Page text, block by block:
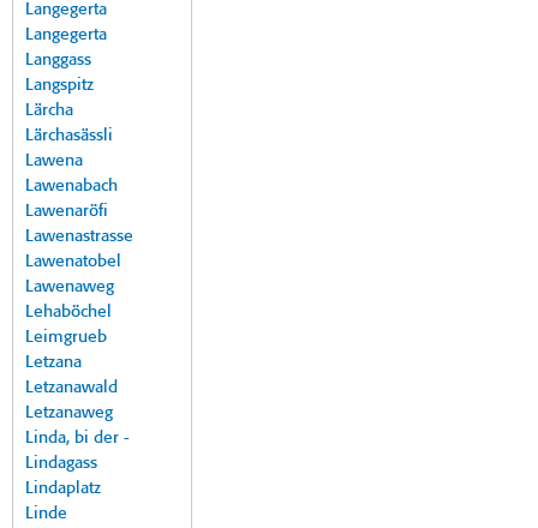
Langegerta
Langegerta
Langgass
Langspitz
Lärcha
Lärchasässli
Lawena
Lawenabach
Lawenaröfi
Lawenastrasse
Lawenatobel
Lawenaweg
Lehaböchel
Leimgrueb
Letzana
Letzanawald
Letzanaweg
Linda, bi der -
Lindagass
Lindaplatz
Linde